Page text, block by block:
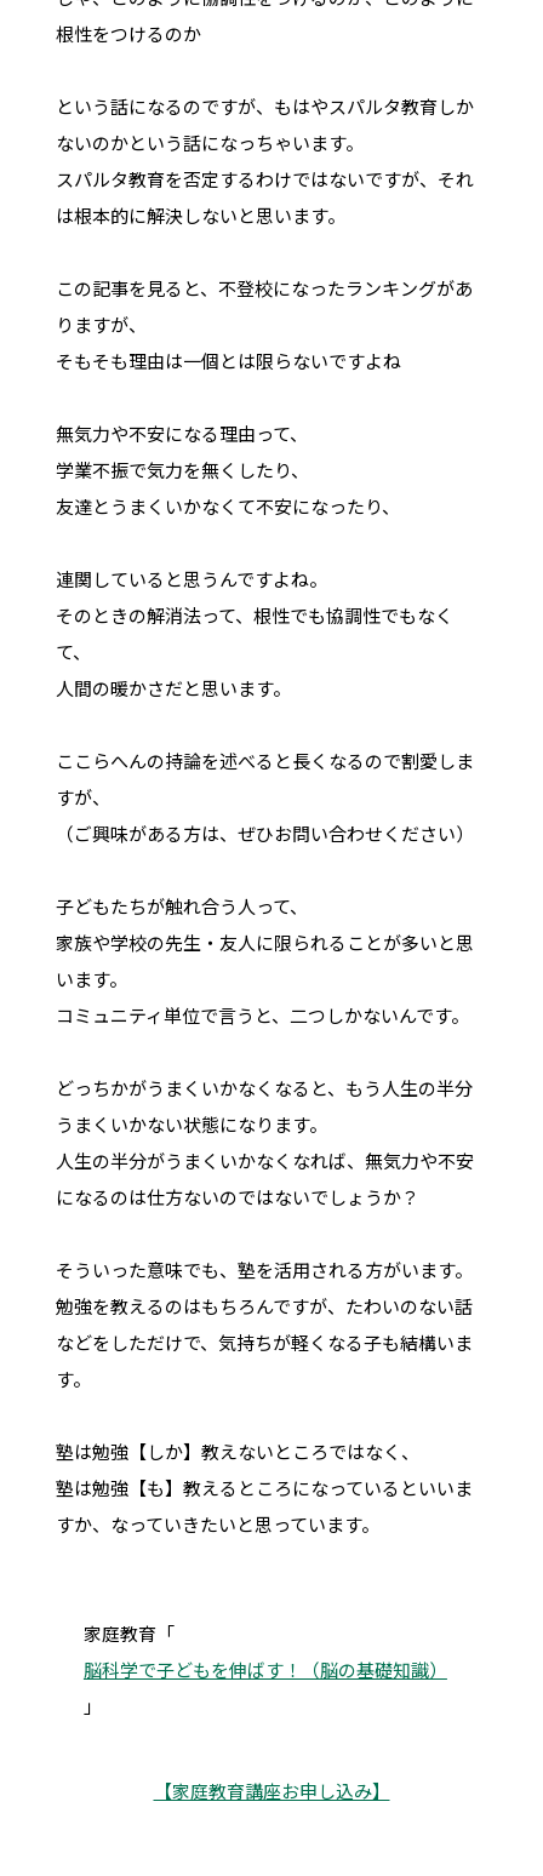
根性をつけるのか
という話になるのですが、もはやスパルタ教育しか
ないのかという話になっちゃいます。
スパルタ教育を否定するわけではないですが、それ
は根本的に解決しないと思います。
この記事を見ると、不登校になったランキングがあ
りますが、
そもそも理由は一個とは限らないですよね
無気力や不安になる理由って、
学業不振で気力を無くしたり、
友達とうまくいかなくて不安になったり、
連関していると思うんですよね。
そのときの解消法って、根性でも協調性でもなく
て、
人間の暖かさだと思います。
ここらへんの持論を述べると長くなるので割愛しま
すが、
（ご興味がある方は、ぜひお問い合わせください）
子どもたちが触れ合う人って、
家族や学校の先生・友人に限られることが多いと思
います。
コミュニティ単位で言うと、二つしかないんです。
どっちかがうまくいかなくなると、もう人生の半分
うまくいかない状態になります。
人生の半分がうまくいかなくなれば、無気力や不安
になるのは仕方ないのではないでしょうか？
そういった意味でも、塾を活用される方がいます。
勉強を教えるのはもちろんですが、たわいのない話
などをしただけで、気持ちが軽くなる子も結構いま
す。
塾は勉強【しか】教えないところではなく、
塾は勉強【も】教えるところになっているといいま
すか、なっていきたいと思っています。
家庭教育「
脳科学で子どもを伸ばす！（脳の基礎知識）
」
【家庭教育講座お申し込み】